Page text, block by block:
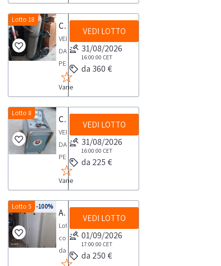
73-
Igienizzante
ambiente
sup
Exel
n.
1-
Igienizzante
ambiente
sup
500
ml
n.
6-
Igienizzante
mani
Lotto 18
Carrello con Due bombole
VENDITA
DA
PERSONA
FISICACarrello
portabombole
completo
di
due
bombole
Varie
VEDI LOTTO
31/08/2026
16:00:00 CET
da 360 €
Lotto 8
Carica batterie carrellato
VENDITA
DA
PERSONA
FISICACarica
batterie
grande
colore
grigio
Varie
VEDI LOTTO
31/08/2026
16:00:00 CET
da 225 €
-100%
Lotto 5
Attrezzature varie
Lotto
composto
da
pattrezzature
VEDI LOTTO
01/09/2026
17:00:00 CET
da 250 €